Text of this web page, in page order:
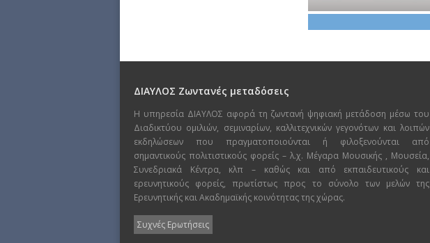
ΔΙΑΥΛΟΣ Ζωντανές μεταδόσεις
Η υπηρεσία ΔΙΑΥΛΟΣ αφορά τη ζωντανή ψηφιακή μετάδοση μέσω του
Διαδικτύου ομιλιών, σεμιναρίων, καλλιτεχνικών γεγονότων και λοιπών
εκδηλώσεων που πραγματοποιούνται ή φιλοξενούνται από
σημαντικούς πολιτιστικούς φορείς – λ.χ. Μέγαρα Μουσικής , Μουσεία,
Συνεδριακά Κέντρα, κλπ – καθώς και από εκπαιδευτικούς και
ερευνητικούς φορείς, πρωτίστως προς το σύνολο των μελών της
Ερευνητικής και Ακαδημαϊκής κοινότητας της χώρας.
Συχνές Ερωτήσεις